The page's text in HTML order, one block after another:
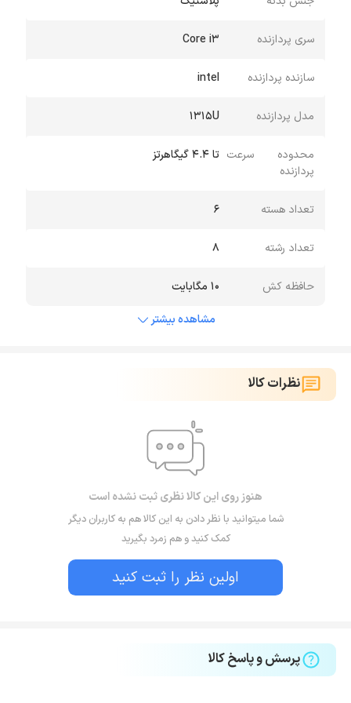
سری پردازنده Core i3
سازنده پردازنده intel
مدل پردازنده ۱۳۱۵U
محدوده سرعت
پردازنده
تا ۴.4 گیگاهرتز
تعداد هسته 6
تعداد رشته 8
حافظه کش
10 مگابایت
مشاهده بیشتر
نظرات کالا
هنوز روی این کالا نظری ثبت نشده است
شما میتوانید با نظر دادن به این کالا هم به کاربران دیگر
کمک کنید و هم زمرد بگیرید
اولین نظر را ثبت کنید
پرسش و پاسخ کالا